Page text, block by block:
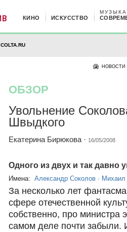
КИНО ИСКУССТВО
МУЗЫКА
COLTA.RU
НОВОСТИ
ОБЗОР
Увольнение
Швыдкого
Екатерина Бирюкова · 16/05/2008
Одного из двух и так давно
Имена: Александр Соколов ·
За несколько лет
сфере отечественной
собственно, про министра
самом деле почти забыли.